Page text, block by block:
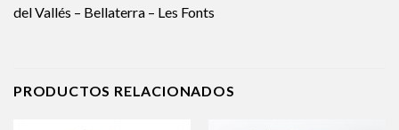
del Vallés – Bellaterra – Les Fonts
PRODUCTOS RELACIONADOS